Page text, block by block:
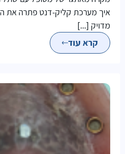
איך מערכת קליק-דנט פתרה את
מדויק [...]
קרא עוד